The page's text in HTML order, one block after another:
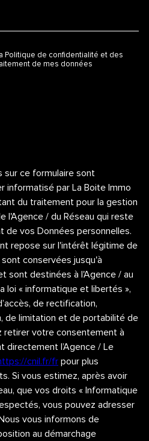
Politique de confidentialité et des
de mes données
sur ce formulaire sont
informatisé par La Boite Immo
du traitement pour la gestion
l'Agence / du Réseau qui reste
de vos Données personnelles.
repose sur l'intérêt légitime de
conservées jusqu'à
sont destinées à l'Agence / au
loi « informatique et libertés »,
de rectification,
de limitation et de portabilité de
retirer votre consentement à
l’Agence / Le
cnil.fr/frpour plus
Si vous estimez, après avoir
que vos droits « Informatique
vous pouvez adresser
vous informons de
au démarchage